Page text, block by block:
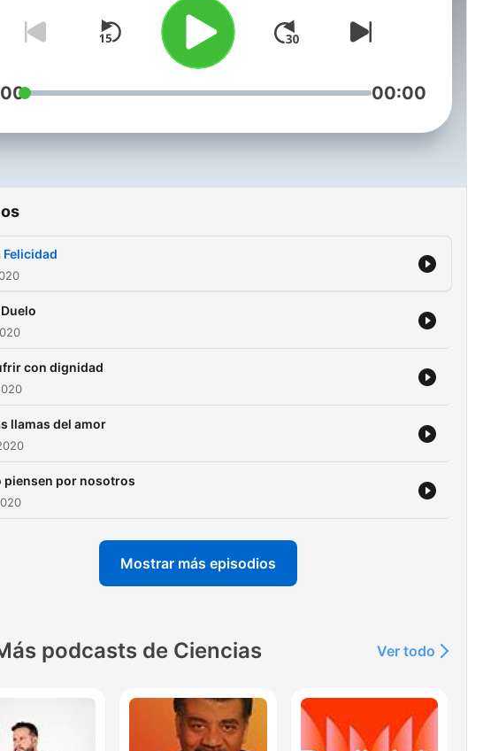
00:00
Felicidad
con dignidad
llamas del amor
piensen por nosotros
Mostrar más episodios
podcasts de Ciencias Ver todo